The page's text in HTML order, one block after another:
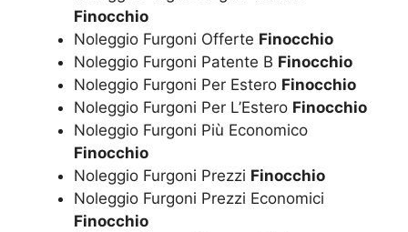
Finocchio
Noleggio Furgoni Offerte Finocchio
Noleggio Furgoni Patente B Finocchio
Noleggio Furgoni Per Estero Finocchio
Noleggio Furgoni Per L’Estero Finocchio
Noleggio Furgoni Più Economico
Finocchio
Noleggio Furgoni Prezzi Finocchio
Noleggio Furgoni Prezzi Economici
Finocchio